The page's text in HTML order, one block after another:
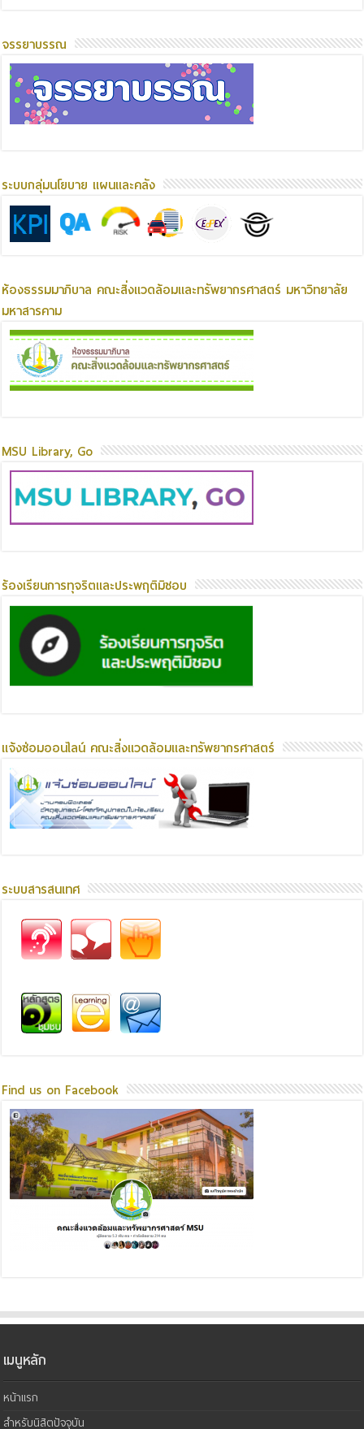
จรรยาบรรณ
ระบบกลุ่มนโยบาย แผนและคลัง
ห้องธรรมมาภิบาล คณะสิ่งแวดล้อมและทรัพยากรศาสตร์ มหาวิทยาลัย
มหาสารคาม
MSU Library, Go
ร้องเรียนการทุจริตและประพฤติมิชอบ
แจ้งซ่อมออนไลน์ คณะสิ่งแวดล้อมและทรัพยากรศาสตร์
ระบบสารสนเทศ
Find us on Facebook
เมนูหลัก
หน้าแรก
สำหรับนิสิตปัจจุบัน